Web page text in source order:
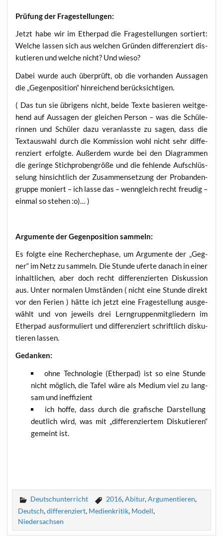
Prü­fung der Fragestellungen:
Jetzt habe wir im Ether­pad die Fra­ge­stel­lun­gen sor­tiert:
Wel­che las­sen sich aus wel­chen Grün­den dif­fe­ren­ziert dis­
ku­tie­ren und wel­che nicht? Und wieso?
Dabei wur­de auch über­prüft, ob die vor­han­den Aus­sa­gen
die „Gegen­po­si­ti­on“ hin­rei­chend berücksichtigen.
( Das tun sie übri­gens nicht, bei­de Tex­te basie­ren weit­ge­
hend auf Aus­sa­gen der glei­chen Per­son – was die Schü­le­
rin­nen und Schü­ler dazu ver­an­lass­te zu sagen, dass die
Text­aus­wahl durch die Kom­mis­si­on wohl nicht sehr dif­fe­
ren­ziert erfolg­te. Außer­dem wur­de bei den Dia­gram­men
die gerin­ge Stich­pro­ben­grö­ße und die feh­len­de Auf­schlüs­
se­lung hin­sicht­lich der Zusam­men­set­zung der Pro­banden­
grup­pe moniert – ich las­se das – wenn­gleich recht freu­dig –
ein­mal so ste­hen :o)… )
Argu­men­te der Gegen­po­si­ti­on sammeln:
Es folg­te eine Recher­che­pha­se, um Argu­men­te der „Geg­
ner“ im Netz zu sam­meln. Die Stun­de ufer­te danach in einer
inhalt­li­chen, aber doch recht dif­fe­ren­zier­ten Dis­kus­si­on
aus. Unter nor­ma­len Umstän­den ( nicht eine Stun­de direkt
vor den Feri­en ) hät­te ich jetzt eine Fra­ge­stel­lung aus­ge­
wählt und von jeweils drei Lern­grup­pen­mit­glie­dern im
Ether­pad aus­for­mu­liert und dif­fe­ren­ziert schrift­lich dis­ku­
tie­ren lassen.
Gedan­ken:
ohne Tech­no­lo­gie (Ether­pad) ist so eine Stun­de
nicht mög­lich, die Tafel wäre als Medi­um viel zu lang­
sam und ineffizient
ich hof­fe, dass durch die gra­fi­sche Dar­stel­lung
deut­lich wird, was mit „dif­fe­ren­zier­tem Dis­ku­tie­ren“
gemeint ist.
Deutschunterricht 2016,Abitur,Argumentieren,
Deutsch,differenziert, Medienkritik, Modell,
Niedersachsen